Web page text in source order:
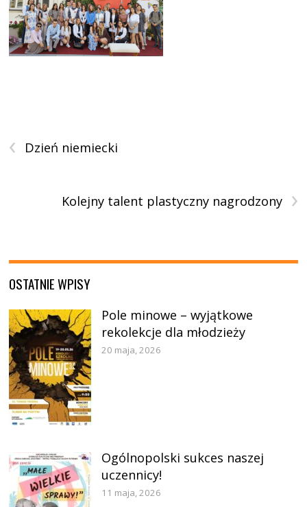
‹ Dzień niemiecki
›
Kolejny talent plastyczny nagrodzony
OSTATNIE WPISY
Pole minowe – wyjątkowe
rekolekcje dla młodzieży
20 maja, 2026
Ogólnopolski sukces naszej
uczennicy!
11 maja, 2026